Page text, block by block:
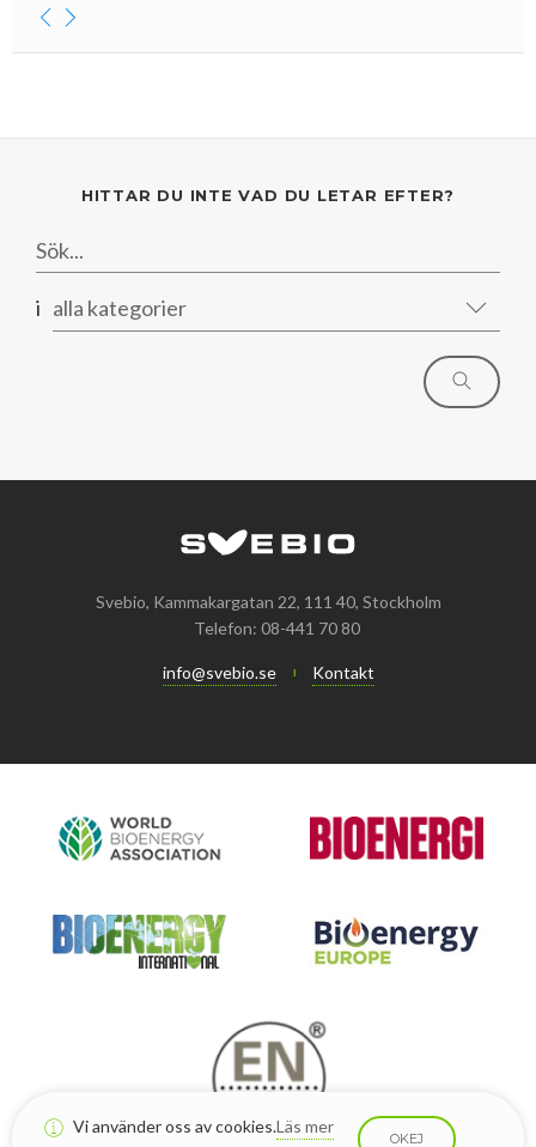
HITTAR DU INTE VAD DU LETAR EFTER?
i alla kategorier
Svebio, Kammakargatan 22, 111 40, Stockholm
Telefon: 08-441 70 80
info@svebio.se Kontakt
Vi använder oss av cookies.Läs mer
OKEJ